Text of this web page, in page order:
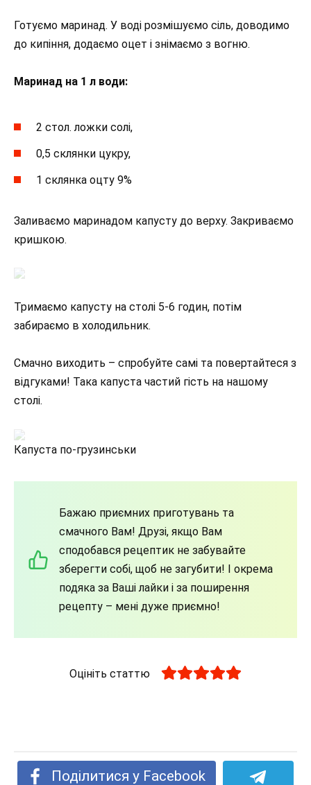
Готуємо маринад. У воді розмішуємо сіль, доводимо
до кипіння, додаємо оцет і знімаємо з вогню.
Маринад на 1 л води:
2 стол. ложки солі,
0,5 склянки цукру,
1 склянка оцту 9%
Заливаємо маринадом капусту до верху. Закриваємо
кришкою.
Тримаємо капусту на столі 5-6 годин, потім
забираємо в холодильник.
Смачно виходить – спробуйте самі та повертайтеся з
відгуками! Така капуста частий гість на нашому
столі.
Капуста по-грузинськи
Бажаю приємних приготувань та
смачного Вам! Друзі, якщо Вам
сподобався рецептик не забувайте
зберегти собі, щоб не загубити! І окрема
подяка за Ваші лайки і за поширення
рецепту – мені дуже приємно!
Оцініть статтю
Поділитися у Facebook